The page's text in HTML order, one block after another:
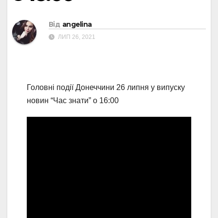
Від angelina
ЛИП 26, 2021
Головні події Донеччини 26 липня у випуску
новин “Час знати” о 16:00